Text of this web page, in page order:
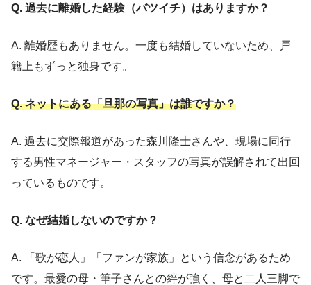
Q. 過去に離婚した経験（バツイチ）はありますか？
A. 離婚歴もありません。一度も結婚していないため、戸
籍上もずっと独身です。
Q. ネットにある「旦那の写真」は誰ですか？
A. 過去に交際報道があった森川隆士さんや、現場に同行
する男性マネージャー・スタッフの写真が誤解されて出回
っているものです。
Q. なぜ結婚しないのですか？
A. 「歌が恋人」「ファンが家族」という信念があるため
です。最愛の母・筆子さんとの絆が強く、母と二人三脚で